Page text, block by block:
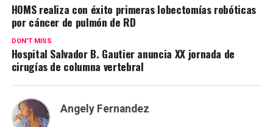
HOMS realiza con éxito primeras lobectomías robóticas
por cáncer de pulmón de RD
DON'T MISS
Hospital Salvador B. Gautier anuncia XX jornada de
cirugías de columna vertebral
Angely Fernandez